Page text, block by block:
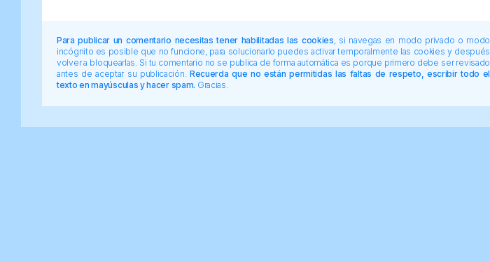
Para publicar un comentario necesitas tener habilitadas las cookies , si navegas en modo privado o modo
incógnito es posible que no funcione, para solucionarlo puedes activar temporalmente las cookies y después
volver a bloquearlas. Si tu comentario no se publica de forma automática es porque primero debe ser revisado
antes de aceptar su publicación. Recuerda que no están permitidas las faltas de respeto, escribir todo el
texto en mayúsculas y hacer spam. Gracias.